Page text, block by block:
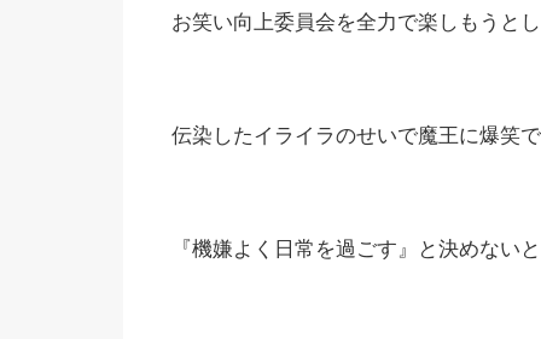
お笑い向上委員会を全力で楽しもうと
伝染したイライラのせいで魔王に爆笑
『機嫌よく日常を過ごす』と決めない